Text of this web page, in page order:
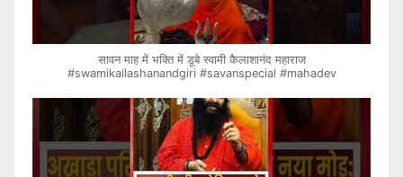
सावन माह में भक्ति में डूबे स्वामी कैलाशानंद महाराज
#swamikailashanandgiri #savanspecial #mahadev